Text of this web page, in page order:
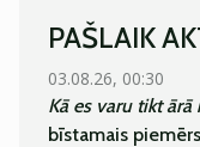
PAŠLAIK
03.08.26, 00:30
Kā es varu tikt ārā
bīstamais piemērs